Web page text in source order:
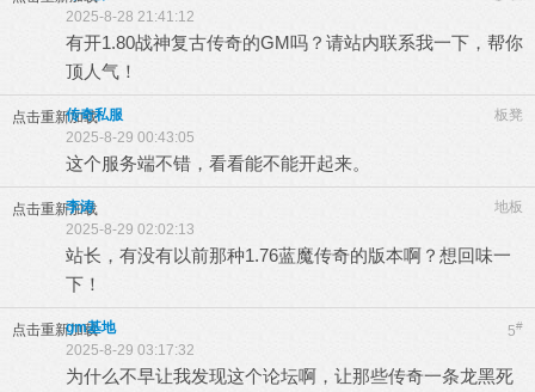
2025-8-28 21:41:12
有开1.80战神复古传奇的GM吗？请站内联系我一下，帮你
顶人气！
点击重新加载 板凳
传奇私服
2025-8-29 00:43:05
这个服务端不错，看看能不能开起来。
点击重新加载 地板
李涛
2025-8-29 02:02:13
站长，有没有以前那种1.76蓝魔传奇的版本啊？想回味一
下！
点击重新加载 5#
gm基地
2025-8-29 03:17:32
为什么不早让我发现这个论坛啊，让那些传奇一条龙黑死